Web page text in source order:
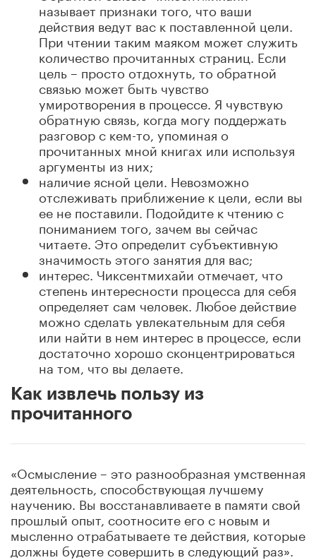
называет признаки того, что ваши
действия ведут вас к поставленной цели.
При чтении таким маяком может служить
количество прочитанных страниц. Если
цель – просто отдохнуть, то обратной
связью может быть чувство
умиротворения в процессе. Я чувствую
обратную связь, когда могу поддержать
разговор с кем-то, упоминая о
прочитанных мной книгах или используя
аргументы из них;
наличие ясной цели. Невозможно
отслеживать приближение к цели, если вы
ее не поставили. Подойдите к чтению с
пониманием того, зачем вы сейчас
читаете. Это определит субъективную
значимость этого занятия для вас;
интерес. Чиксентмихайи отмечает, что
степень интересности процесса для себя
определяет сам человек. Любое действие
можно сделать увлекательным для себя
или найти в нем интерес в процессе, если
достаточно хорошо сконцентрироваться
на том, что вы делаете.
Как извлечь пользу из
прочитанного
«Осмысление – это разнообразная умственная
деятельность, способствующая лучшему
научению. Вы восстанавливаете в памяти свой
прошлый опыт, соотносите его с новым и
мысленно отрабатываете те действия, которые
должны будете совершить в следующий раз».